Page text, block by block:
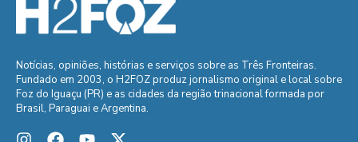
Notícias, opiniões, histórias e serviços sobre as Três Fronteiras.
Fundado em 2003, o H2FOZ produz jornalismo original e local sobre
Foz do Iguaçu (PR) e as cidades da região trinacional formada por
Brasil, Paraguai e Argentina.